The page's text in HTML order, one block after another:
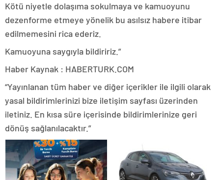
Kötü niyetle dolaşıma sokulmaya ve kamuoyunu
dezenforme etmeye yönelik bu asılsız habere itibar
edilmemesini rica ederiz.
Kamuoyuna saygıyla bildiririz.”
Haber Kaynak : HABERTURK.COM
“Yayınlanan tüm haber ve diğer içerikler ile ilgili olarak
yasal bildirimlerinizi bize iletişim sayfası üzerinden
iletiniz. En kısa süre içerisinde bildirimlerinize geri
dönüş sağlanılacaktır.”